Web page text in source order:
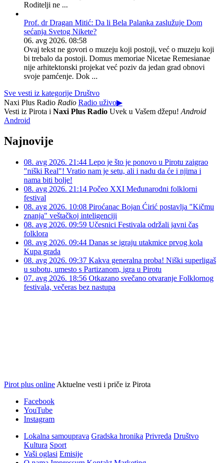
Roditelji ne ...
Prof. dr Dragan Mitić: Da li Bela Palanka zaslužuje Dom
sećanja Svetog Nikete?
06. avg 2026. 08:58
Ovaj tekst ne govori o muzeju koji postoji, već o muzeju koji
bi trebalo da postoji. Domus memoriae Nicetae Remesianae
nije arhitektonski projekat već poziv da jedan grad obnovi
svoje pamćenje. Dok ...
Sve vesti iz kategorije Društvo
Naxi Plus Radio Radio Radio uživo▶
Vesti iz Pirota i Naxi Plus Radio Uvek u Vašem džepu! Android
Android
Najnovije
08. avg 2026. 21:44 Lepo je što je ponovo u Pirotu zaigrao
"niški Real"! Vratio nam je setu, ali i nadu da će i njima i
nama biti bolje!
08. avg 2026. 21:14 Počeo XXI Međunarodni folklorni
festival
08. avg 2026. 10:08 Piroćanac Bojan Ćirić postavlja "Kičmu
znanja" veštačkoj inteligenciji
08. avg 2026. 09:59 Učesnici Festivala održali javni čas
folklora
08. avg 2026. 09:44 Danas se igraju utakmice prvog kola
Kupa grada
08. avg 2026. 09:37 Kakva generalna proba! Niški superligaš
u subotu, umesto s Partizanom, igra u Pirotu
07. avg 2026. 18:56 Otkazano svečano otvaranje Folklornog
festivala, večeras bez nastupa
Pirot plus online Aktuelne vesti i priče iz Pirota
Facebook
YouTube
Instagram
Lokalna samouprava Gradska hronika Privreda Društvo
Kultura Sport
Vaši oglasi Emisije